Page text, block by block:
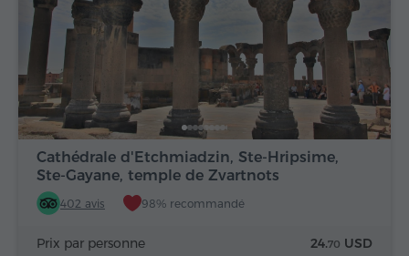
Cathédrale d'Etchmiadzin, Ste-Hripsime,
Ste-Gayane, temple de Zvartnots
402 avis 98% recommandé
Prix par personne 24.70 USD